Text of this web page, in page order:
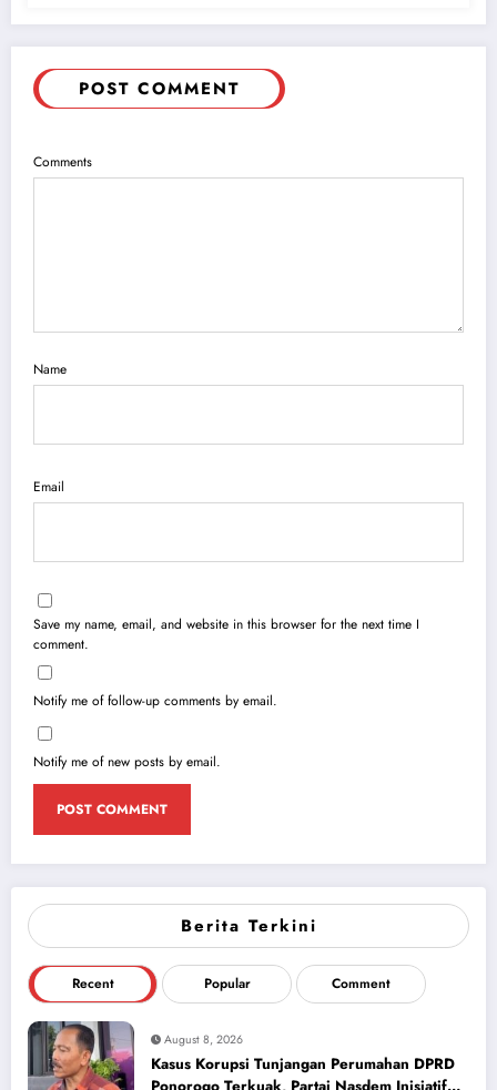
Berita Terkini
Recent Popular Comment
August 8, 2026
Kasus Korupsi Tunjangan Perumahan DPRD
POST COMMENT
Comments
Name
Email
Save my name, email, and website in this browser for the next time I
comment.
Notify me of follow-up comments by email.
Notify me of new posts by email.